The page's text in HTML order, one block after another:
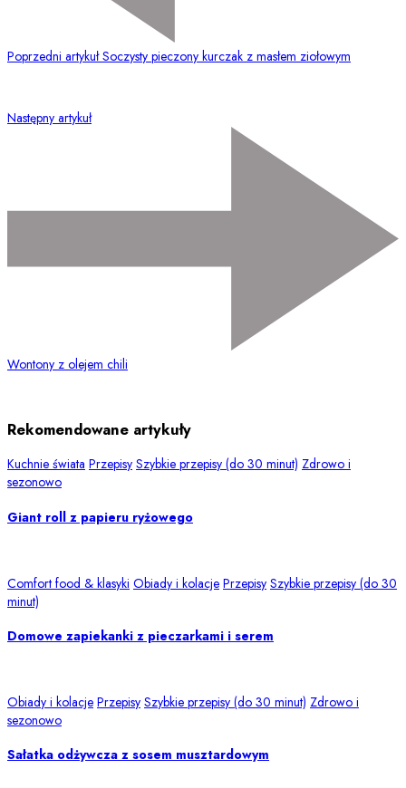
Poprzedni artykuł Soczysty pieczony kurczak z masłem ziołowym
Następny artykuł
Wontony z olejem chili
Rekomendowane artykuły
Kuchnie świata Przepisy Szybkie przepisy (do 30 minut) Zdrowo i
sezonowo
Giant roll z papieru ryżowego
Comfort food & klasyki Obiady i kolacje Przepisy Szybkie przepisy (do 30
minut)
Domowe zapiekanki z pieczarkami i serem
Obiady i kolacje Przepisy Szybkie przepisy (do 30 minut) Zdrowo i
sezonowo
Sałatka odżywcza z sosem musztardowym